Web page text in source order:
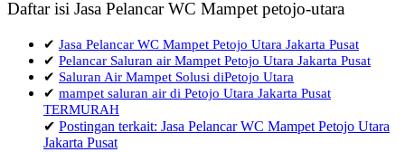
Daftar isi Jasa Pelancar WC Mampet petojo-utara
✔ Jasa Pelancar WC Mampet Petojo Utara Jakarta Pusat
✔ Pelancar Saluran air Mampet Petojo Utara Jakarta Pusat
✔ Saluran Air Mampet Solusi diPetojo Utara
✔ mampet saluran air di Petojo Utara Jakarta Pusat
TERMURAH
✔ Postingan terkait: Jasa Pelancar WC Mampet Petojo Utara
Jakarta Pusat